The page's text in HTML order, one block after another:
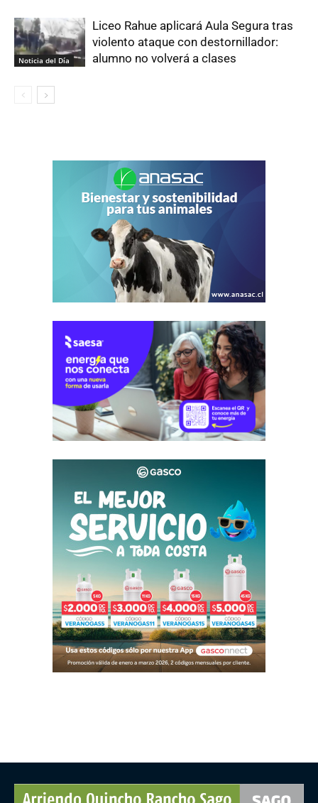
Noticia del Día
Liceo Rahue aplicará Aula Segura tras
violento ataque con destornillador:
alumno no volverá a clases